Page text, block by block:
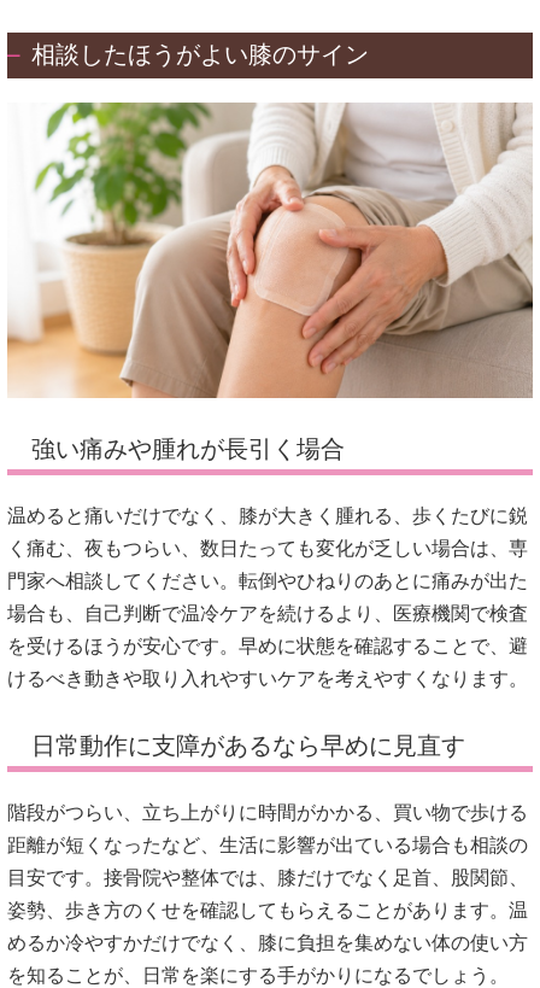
相談したほうがよい膝のサイン
強い痛みや腫れが長引く場合
温めると痛いだけでなく、膝が大きく腫れる、歩くたびに鋭
く痛む、夜もつらい、数日たっても変化が乏しい場合は、専
門家へ相談してください。転倒やひねりのあとに痛みが出た
場合も、自己判断で温冷ケアを続けるより、医療機関で検査
を受けるほうが安心です。早めに状態を確認することで、避
けるべき動きや取り入れやすいケアを考えやすくなります。
日常動作に支障があるなら早めに見直す
階段がつらい、立ち上がりに時間がかかる、買い物で歩ける
距離が短くなったなど、生活に影響が出ている場合も相談の
目安です。接骨院や整体では、膝だけでなく足首、股関節、
姿勢、歩き方のくせを確認してもらえることがあります。温
めるか冷やすかだけでなく、膝に負担を集めない体の使い方
を知ることが、日常を楽にする手がかりになるでしょう。